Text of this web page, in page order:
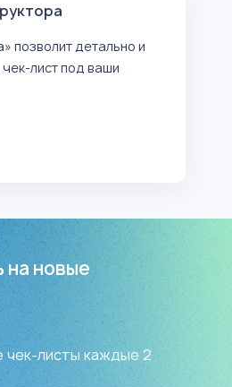
позволит детально и
чек-лист под ваши
на новые
чек-листы каждые 2